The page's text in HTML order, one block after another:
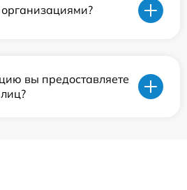
вы предоставляете